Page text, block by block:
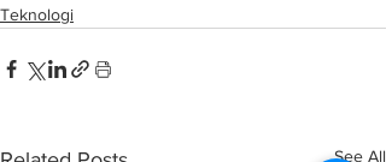
Teknologi
See All